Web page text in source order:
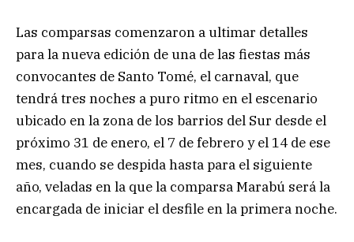
Las comparsas comenzaron a ultimar detalles
para la nueva edición de una de las fiestas más
convocantes de Santo Tomé, el carnaval, que
tendrá tres noches a puro ritmo en el escenario
ubicado en la zona de los barrios del Sur desde el
próximo 31 de enero, el 7 de febrero y el 14 de ese
mes, cuando se despida hasta para el siguiente
año, veladas en la que la comparsa Marabú será la
encargada de iniciar el desfile en la primera noche.